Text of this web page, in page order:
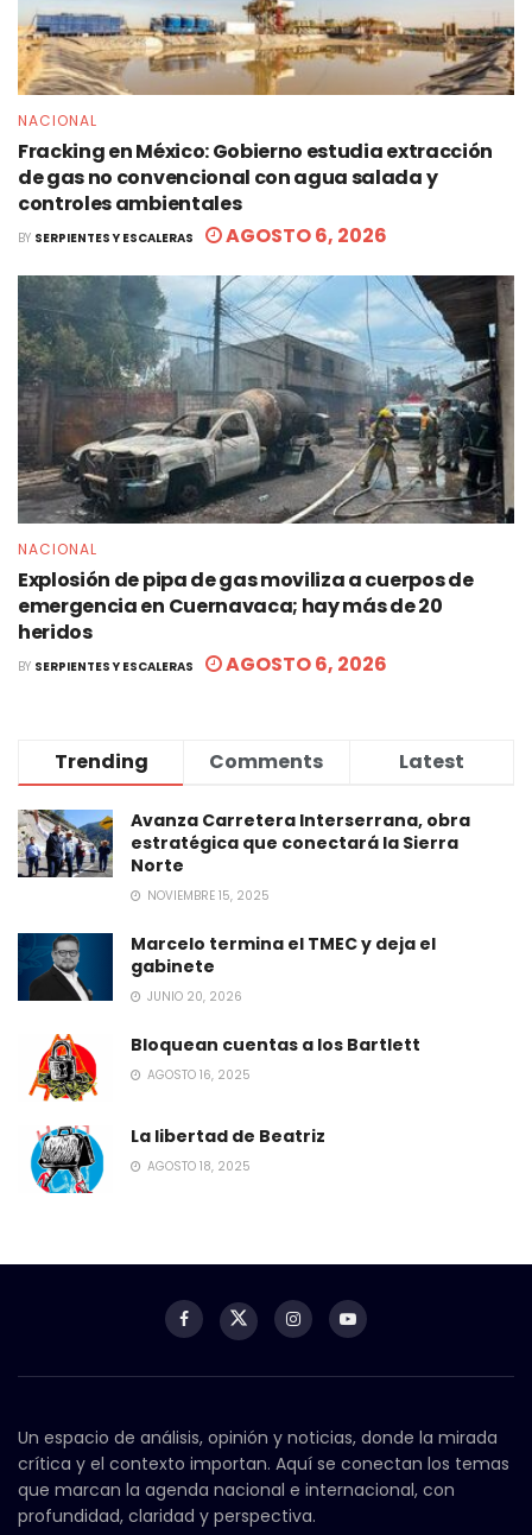
NACIONAL
Fracking en México: Gobierno estudia extracción
de gas no convencional con agua salada y
controles ambientales
BY SERPIENTES Y ESCALERAS AGOSTO 6, 2026
NACIONAL
Explosión de pipa de gas moviliza a cuerpos de
emergencia en Cuernavaca; hay más de 20
heridos
BY SERPIENTES Y ESCALERAS AGOSTO 6, 2026
Trending Comments Latest
Avanza Carretera Interserrana, obra
estratégica que conectará la Sierra
Norte
NOVIEMBRE 15, 2025
Marcelo termina el TMEC y deja el
gabinete
JUNIO 20, 2026
Bloquean cuentas a los Bartlett
AGOSTO 16, 2025
La libertad de Beatriz
AGOSTO 18, 2025
Un espacio de análisis, opinión y noticias, donde la mirada
crítica y el contexto importan. Aquí se conectan los temas
que marcan la agenda nacional e internacional, con
profundidad, claridad y perspectiva.